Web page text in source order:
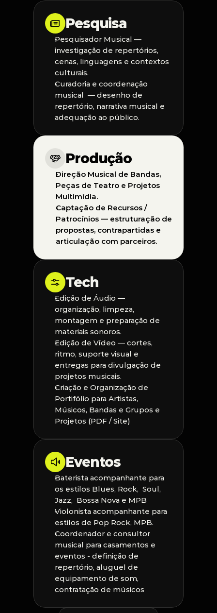
Pesquisa
Pesquisador Musical —
investigação de repertórios,
cenas, linguagens e contextos
culturais.
Curadoria e coordenação
musical  — desenho de
repertório, narrativa musical e
adequação ao público.
Produção
Direção Musical de Bandas,
Peças de Teatro e Projetos
Multimídia.
Captação de Recursos /
Patrocínios — estruturação de
propostas, contrapartidas e
articulação com parceiros.
Tech
Edição de Áudio —
organização, limpeza,
montagem e preparação de
materiais sonoros.
Edição de Vídeo — cortes,
ritmo, suporte visual e
entregas para divulgação de
projetos musicais.
Criação e Organização de
Portifólio para Artistas,
Músicos, Bandas e Grupos e
Projetos (PDF / Site)
Eventos
Baterista acompanhante para
os estilos Blues, Rock,  Soul,
Jazz,  Bossa Nova e MPB
Violonista acompanhante para
estilos de Pop Rock, MPB.
Coordenador e consultor
musical para casamentos e
eventos - definição de
repertório, aluguel de
equipamento de som,
contratação de músicos